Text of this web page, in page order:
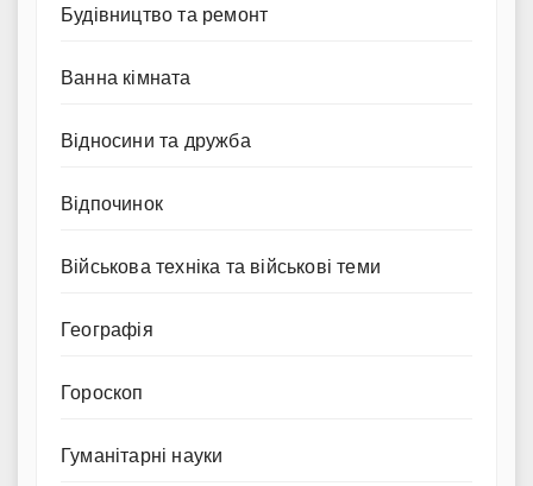
Будівництво та ремонт
Ванна кімната
Відносини та дружба
Відпочинок
Військова техніка та військові теми
Географія
Гороскоп
Гуманітарні науки